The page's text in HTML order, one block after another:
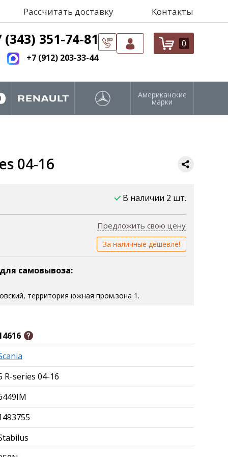
Рассчитать доставку Контакты
(343) 351-74-81
+7 (912) 203-33-44
0
Американские
марки
04-16
В наличии 2 шт.
Предложить свою цену
За наличные дешевле!
самовывоза:
территория южная пром.зона 1.
R-series 04-16